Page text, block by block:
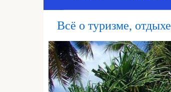
Всё о туризме,